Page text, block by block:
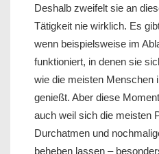
Deshalb zweifelt sie an
Tätigkeit nie wirklich. Es
wenn beispielsweise im
funktioniert, in denen sie
wie die meisten Menschen
genießt. Aber diese
auch weil sich die meisten
Durchatmen und
beheben lassen –